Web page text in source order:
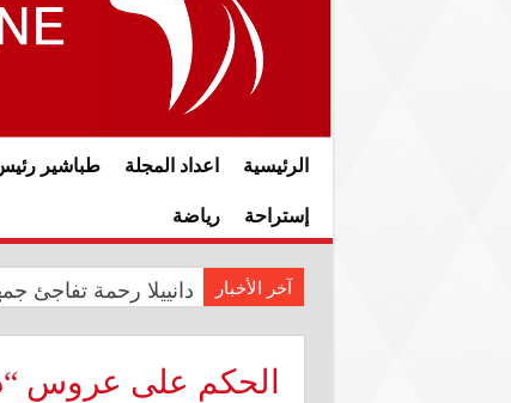
الرئيسية اعداد المجلة طباشير رئيس
إستراحة رياضة
آخر الأخبار دانييلا رحمة تفاجئ
رئيس الوزراء علي
الحكم على عروس